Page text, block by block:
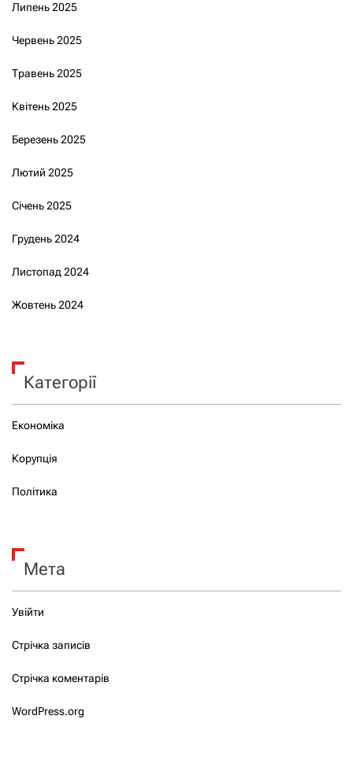
Липень 2025
Червень 2025
Травень 2025
Квітень 2025
Березень 2025
Лютий 2025
Січень 2025
Грудень 2024
Листопад 2024
Жовтень 2024
Категорії
Економіка
Корупція
Політика
Мета
Увійти
Стрічка записів
Стрічка коментарів
WordPress.org